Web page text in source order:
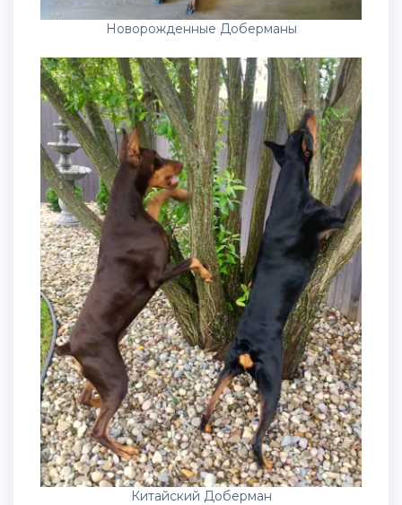
Новорожденные Доберманы
Китайский Доберман